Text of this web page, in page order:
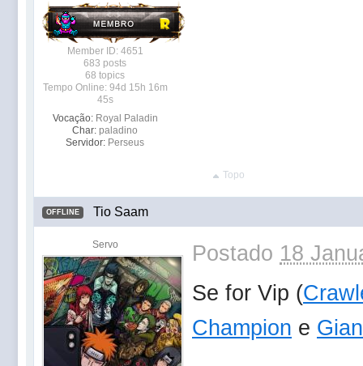
Member ID: 4651
683 posts
68 topics
Tempo Online: 94d 15h 16m
45s
Vocação: Royal Paladin
Char: paladino
Servidor: Perseus
Topo
OFFLINE Tio Saam
Servo Postado 18
Se for Vip (
Champion e